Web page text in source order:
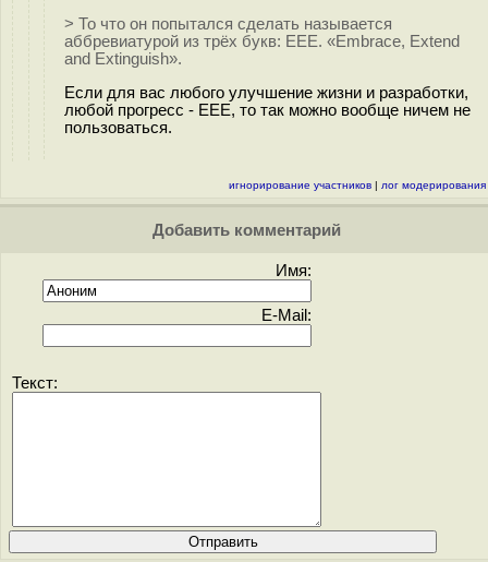
> То что он попытался сделать называется
аббревиатурой из трёх букв: EEE. «Embrace, Extend
and Extinguish».
Если для вас любого улучшение жизни и разработки,
любой прогресс - EEE, то так можно вообще ничем не
пользоваться.
игнорирование участников | лог модерирования
Добавить комментарий
Имя:
E-Mail:
Текст: